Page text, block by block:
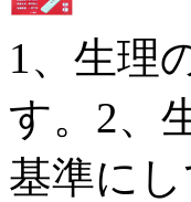
1、生理
す。2、
基準に